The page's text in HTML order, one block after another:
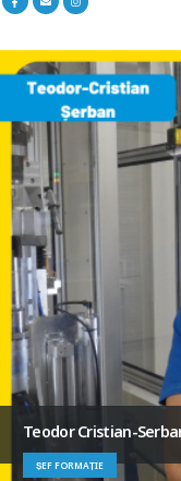
Teodor Cristian-
ȘEF FORMAȚIE